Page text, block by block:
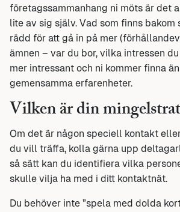
företagssammanhang ni möts är det
lite av sig själv. Vad som finns bakom
rädd för att gå in på mer
ämnen – var du bor, vilka intressen
mer intressant och ni kommer finna
gemensamma erfarenheter.
Vilken är din
Om det är någon speciell kontakt
du vill träffa, kolla gärna upp
så sätt kan du identifiera vilka
skulle vilja ha med i ditt kontaktnät.
Du behöver inte ”spela med dolda